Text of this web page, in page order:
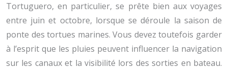
Tortuguero, en particulier, se prête bien aux voyages
entre juin et octobre, lorsque se déroule la saison de
ponte des tortues marines. Vous devez toutefois garder
à l’esprit que les pluies peuvent influencer la navigation
sur les canaux et la visibilité lors des sorties en bateau.